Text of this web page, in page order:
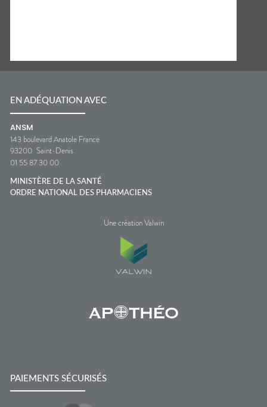
EN ADÉQUATION AVEC
ANSM
143 boulevard Anatole France
93200 Saint-Denis
01 55 87 30 00
MINISTÈRE DE LA SANTÉ
ORDRE NATIONAL DES PHARMACIENS
Une création Valwin
PAIEMENTS SÉCURISÉS